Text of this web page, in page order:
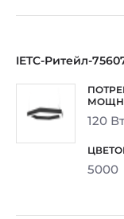
IETC-Ритейл-
120 Вт
5000